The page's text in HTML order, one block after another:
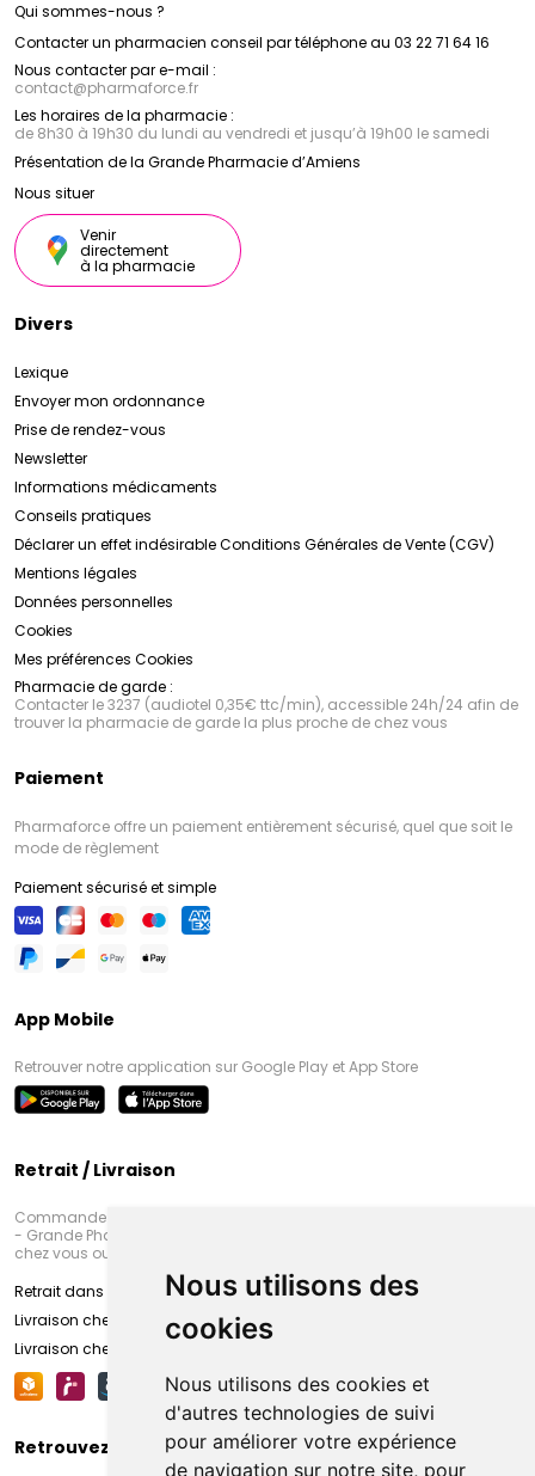
Nous utilisons des
cookies
Nous utilisons des cookies et
d'autres technologies de suivi
pour améliorer votre expérience
de navigation sur notre site, pour
Qui sommes-nous ?
Contacter un pharmacien conseil par téléphone au 03 22 71 64 16
Nous contacter par e-mail :
contact@pharmaforce.fr
Les horaires de la pharmacie :
de 8h30 à 19h30 du lundi au vendredi et jusqu’à 19h00 le samedi
Présentation de la Grande Pharmacie d’Amiens
Nous situer
Venir
directement
à la pharmacie
Divers
Lexique
Envoyer mon ordonnance
Prise de rendez-vous
Newsletter
Informations médicaments
Conseils pratiques
Déclarer un effet indésirableConditions Générales de Vente (CGV)
Mentions légales
Données personnelles
Cookies
Mes préférences Cookies
Pharmacie de garde :
Contacter le 3237 (audiotel 0,35€ ttc/min), accessible 24h/24 afin de
trouver la pharmacie de garde la plus proche de chez vous
Paiement
Pharmaforce offre un paiement entièrement sécurisé, quel que soit le
mode de règlement
Paiement sécurisé et simple
App Mobile
Retrouver notre application sur Google Play et App Store
Retrait / Livraison
Commandez en ligne et venez chercher votre commande à Amiens
- Grande Pharmacie d’Amiens (Fachon) ou recevez-là rapidement
chez vous ou en point retrait
Retrait dans la pharmacie d’Amiens
Livraison chez vous
Livraison chez votre commerçant
Retrouvez-nous sur vos réseaux sociaux